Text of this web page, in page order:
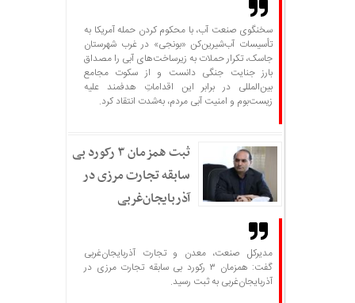
سخنگوی صنعت آب، با محکوم کردن حمله آمریکا به
تأسیسات آب‌شیرین‌کن «بونجی» در غرب شهرستان
جاسک، تکرار حملات به زیرساخت‌های آبی را مصداق
بارز جنایت جنگی دانست و از سکوت مجامع
بین‌المللی در برابر این اقداماتِ هدفمند علیه
زیست‌بوم و امنیت آبی مردم، به‌شدت انتقاد کرد.
ثبت همزمان ۳ رکورد بی
سابقه تجارت مرزی در
آذربایجان‌غربی
مدیرکل صنعت، معدن و تجارت آذربایجان‌غربی
گفت: همزمان ۳ رکورد بی سابقه تجارت مرزی در
آذربایجان‌غربی به ثبت رسید.